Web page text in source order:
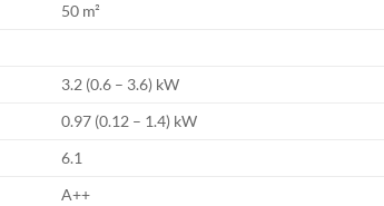
50 m²
3.2 (0.6 – 3.6) kW
0.97 (0.12 – 1.4) kW
6.1
A++